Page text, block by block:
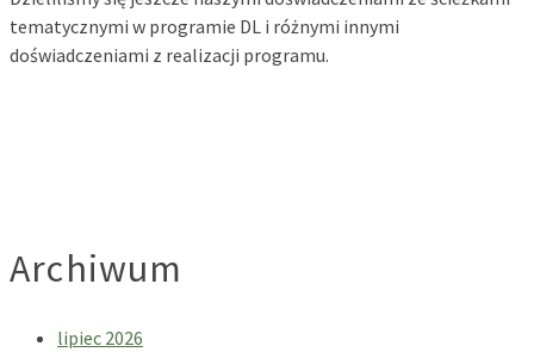
tematycznymi w programie DL i różnymi innymi
doświadczeniami z realizacji programu.
Archiwum
lipiec 2026